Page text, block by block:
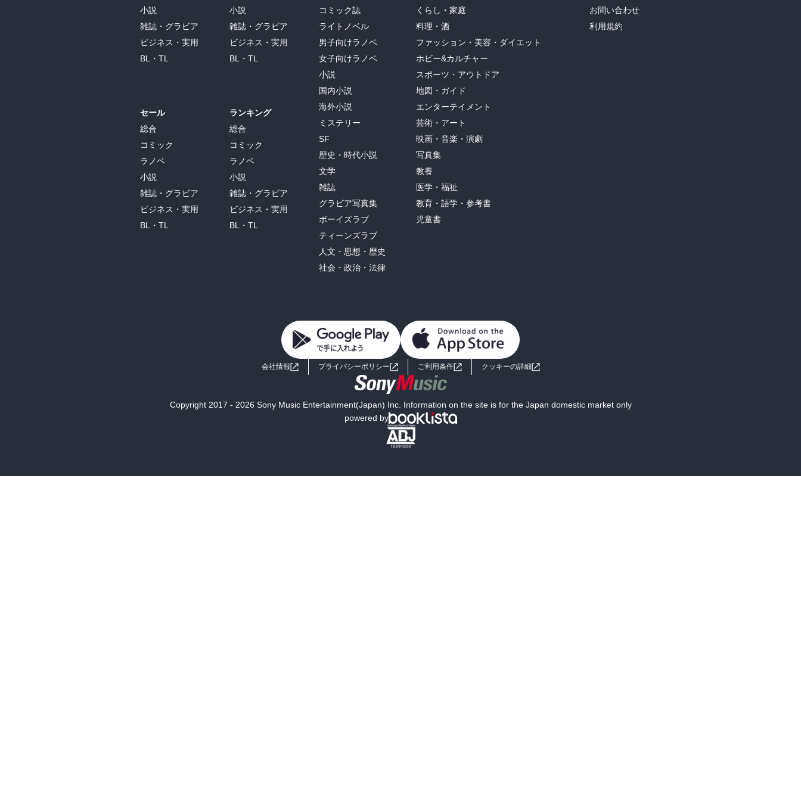
小説
雑誌・グラビア
ビジネス・実用
BL・TL
セール
総合
コミック
ラノベ
小説
雑誌・グラビア
ビジネス・実用
BL・TL
小説
雑誌・グラビア
ビジネス・実用
BL・TL
ランキング
総合
コミック
ラノベ
小説
雑誌・グラビア
ビジネス・実用
BL・TL
コミック誌
ライトノベル
男子向けラノベ
女子向けラノベ
小説
国内小説
海外小説
ミステリー
SF
歴史・時代小説
文学
雑誌
グラビア写真集
ボーイズラブ
ティーンズラブ
人文・思想・歴史
社会・政治・法律
くらし・家庭
料理・酒
ファッション・美容・ダイエット
ホビー&カルチャー
スポーツ・アウトドア
地図・ガイド
エンターテイメント
芸術・アート
映画・音楽・演劇
写真集
教養
医学・福祉
教育・語学・参考書
児童書
お問い合わせ
利用規約
会社情報 プライバシーポリシー ご利用条件 クッキーの詳細
Copyright 2017 - 2026 Sony Music Entertainment(Japan) Inc. Information on the site is for the Japan domestic market only
powered by